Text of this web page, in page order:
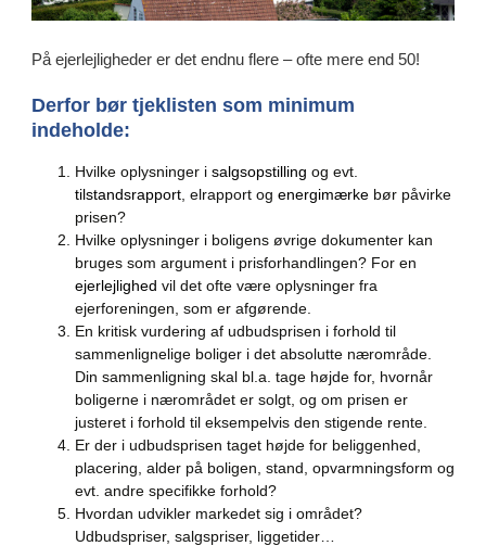
På ejerlejligheder er det endnu flere – ofte mere end 50!
Derfor bør tjeklisten som minimum
indeholde:
Hvilke oplysninger i salgsopstilling og evt.
tilstandsrapport, elrapport og energimærkebør påvirke
prisen?
Hvilke oplysninger i boligens øvrige dokumenter kan
bruges som argument i prisforhandlingen? For en
ejerlejlighed vil det ofte være oplysninger fra
ejerforeningen, som er afgørende.
En kritisk vurdering af udbudsprisen i forhold til
sammenlignelige boliger i det absolutte nærområde.
Din sammenligning skal bl.a. tage højde for, hvornår
boligerne i nærområdet er solgt, og om prisen er
justeret i forhold til eksempelvis den stigende rente.
Er der i udbudsprisen taget højde for beliggenhed,
placering, alder på boligen, stand, opvarmningsform og
evt. andre specifikke forhold?
Hvordan udvikler markedet sig i området?
Udbudspriser, salgspriser, liggetider…